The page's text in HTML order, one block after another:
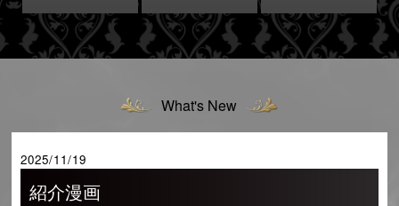
What's New
2025/11/19
紹介漫画